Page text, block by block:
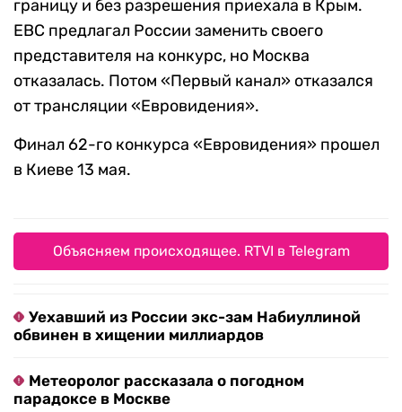
границу и без разрешения приехала в Крым.
ЕВС предлагал России заменить своего
представителя на конкурс, но Москва
отказалась. Потом «Первый канал» отказался
от трансляции «Евровидения».
Финал 62-го конкурса «Евровидения» прошел
в Киеве 13 мая.
Объясняем происходящее. RTVI в Telegram
Уехавший из России экс-зам Набиуллиной
обвинен в хищении миллиардов
Метеоролог рассказала о погодном
парадоксе в Москве